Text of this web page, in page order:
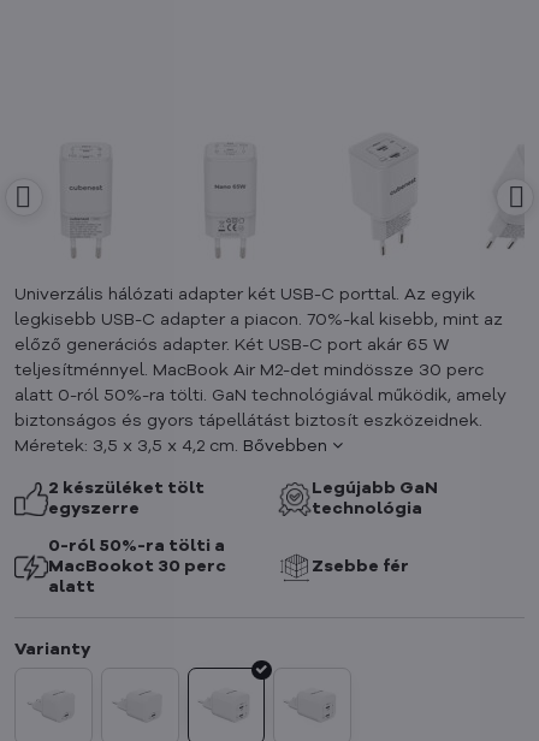
Univerzális hálózati adapter két USB-C porttal. Az egyik
legkisebb USB-C adapter a piacon. 70%-kal kisebb, mint az
előző generációs adapter. Két USB-C port akár 65 W
teljesítménnyel. MacBook Air M2-det mindössze 30 perc
alatt 0-ról 50%-ra tölti. GaN technológiával működik, amely
biztonságos és gyors tápellátást biztosít eszközeidnek.
Méretek: 3,5 x 3,5 x 4,2 cm. Bővebben
2 készüléket tölt
egyszerre
Legújabb GaN
technológia
0-ról 50%-ra tölti a
MacBookot 30 perc
alatt
Zsebbe fér